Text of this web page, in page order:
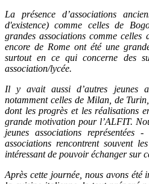
La présence d’associations
d'existence) comme celles de
grandes associations comme celles
encore de Rome ont été une
surtout en ce qui concerne des
association/lycée.
Il y avait aussi d’autres jeunes
notamment celles de Milan, de
dont les progrès et les réalisations
grande motivation pour l’ALFIT.
jeunes associations
associations rencontrent souvent
intéressant de pouvoir échanger sur
Après cette journée, nous avons été